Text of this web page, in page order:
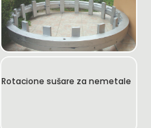
Rotacione sušare za nemetale
Rotacione sušare za nemetale